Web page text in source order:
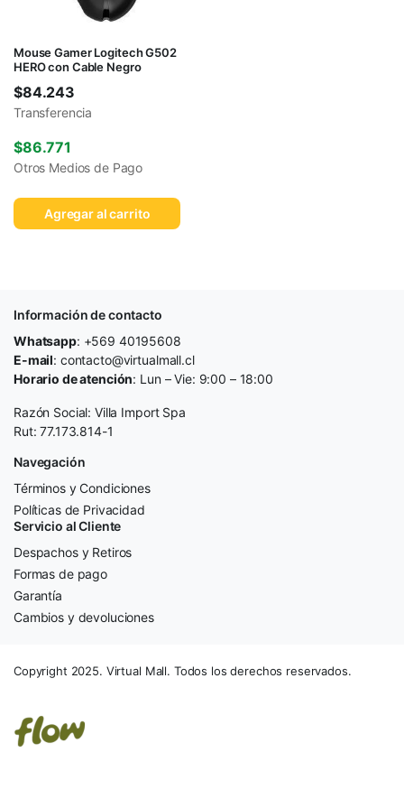
Mouse Gamer Logitech G502
HERO con Cable Negro
$84.243
Transferencia
$86.771
Otros Medios de Pago
Agregar al carrito
Información de contacto
Whatsapp: +569 40195608
E-mail: contacto@virtualmall.cl
Horario de atención: Lun – Vie: 9:00 – 18:00
Razón Social: Villa Import Spa
Rut: 77.173.814-1
Navegación
Términos y Condiciones
Políticas de Privacidad
Servicio al Cliente
Despachos y Retiros
Formas de pago
Garantía
Cambios y devoluciones
Copyright 2025. Virtual Mall. Todos los derechos reservados.